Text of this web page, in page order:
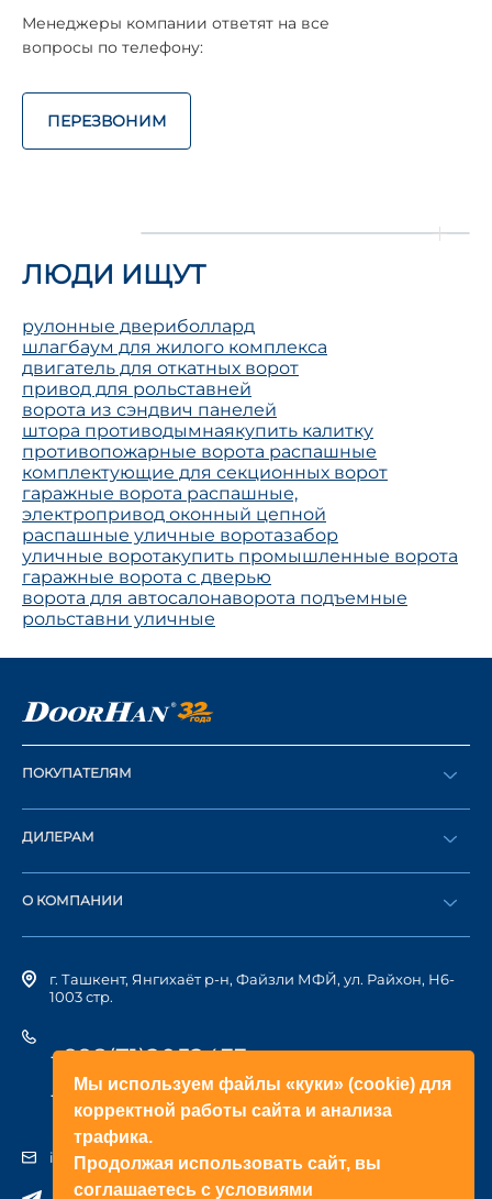
Мы используем файлы «куки» (cookie) для
корректной работы сайта и анализа
трафика.
Продолжая использовать сайт, вы
соглашаетесь с условиями
Менеджеры компании ответят на все
вопросы по телефону:
ПЕРЕЗВОНИМ
ЛЮДИ ИЩУТ
рулонные двериболлард
шлагбаум для жилого комплекса
двигатель для откатных ворот
привод для рольставней
ворота из сэндвич панелей
штора противодымнаякупить калитку
противопожарные ворота распашные
комплектующие для секционных ворот
гаражные ворота распашные,
электропривод оконный цепной
распашные уличные воротазабор
уличные воротакупить промышленные ворота
гаражные ворота с дверью
ворота для автосалонаворота подъемные
рольставни уличные
ПОКУПАТЕЛЯМ
Оформить заказ
Каталог
ДИЛЕРАМ
Стать дилером
Вход в ЛК
О КОМПАНИИ
История компании
г. Ташкент, Янгихаёт р-н, Файзли МФЙ, ул. Райхон, Н6-
1003 стр.
+998(71)2052433
+998(71)2052422
info@doorhan.uz